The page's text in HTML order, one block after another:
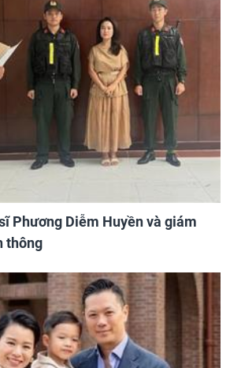
Phương Diễm Huyền và giám
thông